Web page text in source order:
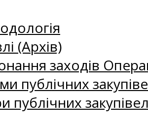
(Архів)
заходів
публічних
публічних